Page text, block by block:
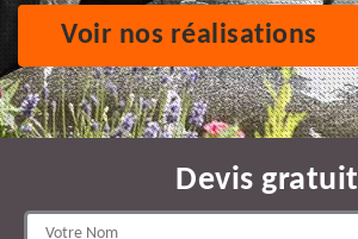
Voir nos réalisations
Devis gratuit